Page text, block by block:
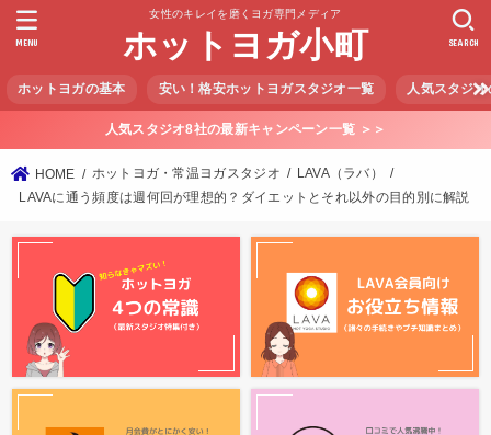
女性のキレイを磨くヨガ専門メディア
ホットヨガ小町
ホットヨガの基本 安い！格安ホットヨガスタジオ一覧 人気スタジ
SEARCH
MENU
人気スタジオ8社の最新キャンペーン一覧 ＞＞
HOME ホットヨガ・常温ヨガスタジオ
LAVA（ラバ）
LAVAに通う頻度は週何回が理想的？ダイエットとそれ以外の目的別に解説